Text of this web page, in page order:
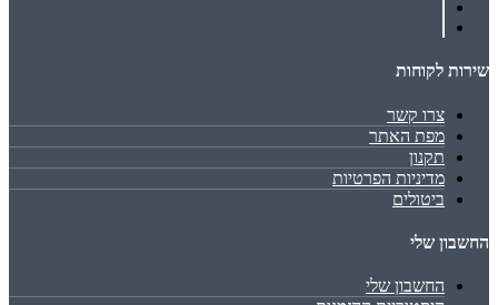
שירות לקוחות
צרו קשר
מפת האתר
תקנון
מדיניות הפרטיות
ביטולים
החשבון שלי
החשבון שלי